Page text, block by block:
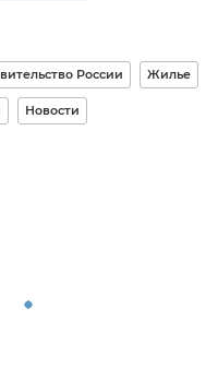
России Жилье
Новости